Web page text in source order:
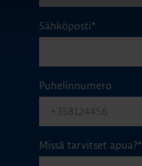
Sähköposti*
Puhelinnumero
Missä tarvitset apua?*